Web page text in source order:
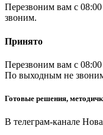
Перезвоним вам с
звоним.
Принято
Перезвоним вам с
По выходным не
Готовые решения,
В телеграм-канале